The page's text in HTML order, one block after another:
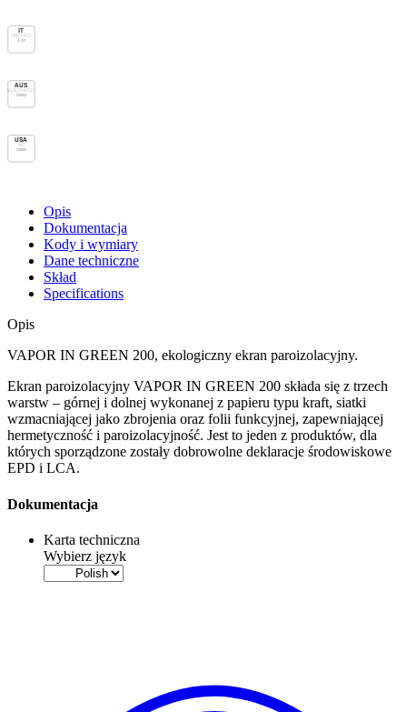
IT
UNI 11470
A/R1
AUS
AS/NZS 4200.1
Class 2
USA
IRC
Class 2
Opis
Dokumentacja
Kody i wymiary
Dane techniczne
Skład
Specifications
Opis
VAPOR IN GREEN 200, ekologiczny ekran paroizolacyjny.
Ekran paroizolacyjny VAPOR IN GREEN 200 składa się z trzech
warstw – górnej i dolnej wykonanej z papieru typu kraft, siatki
wzmacniającej jako zbrojenia oraz folii funkcyjnej, zapewniającej
hermetyczność i paroizolacyjność. Jest to jeden z produktów, dla
których sporządzone zostały dobrowolne deklaracje środowiskowe
EPD i LCA.
Dokumentacja
Karta techniczna
Wybierz język